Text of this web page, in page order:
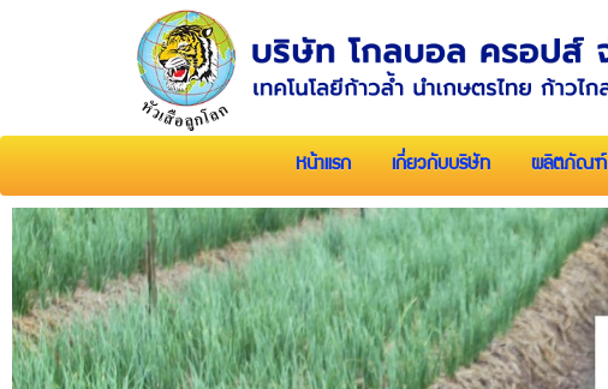
หน้าแรก เกี่ยวกับบริษัท ผลิตภัณฑ์